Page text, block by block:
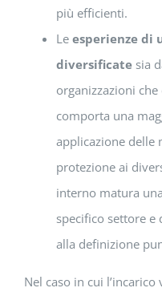
più efficienti.
Le esperienze di
diversificate sia
organizzazioni
comporta una
applicazione delle
protezione ai
interno matura
specifico settore
alla definizione
Nel caso in cui